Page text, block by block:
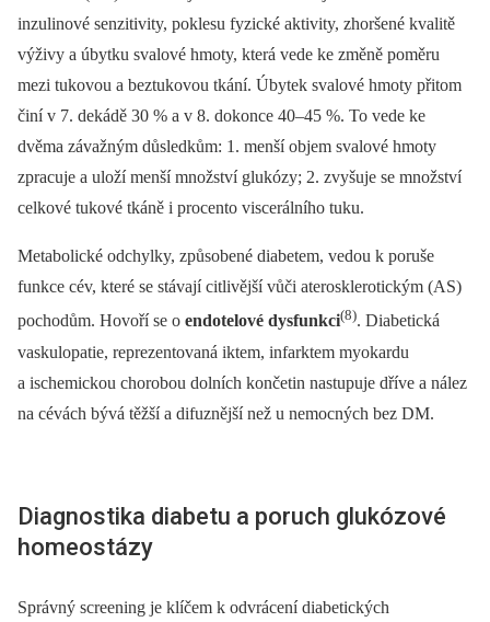
inzulinové senzitivity, poklesu fyzické aktivity, zhoršené kvalitě
výživy a úbytku svalové hmoty, která vede ke změně poměru
mezi tukovou a beztukovou tkání. Úbytek svalové hmoty přitom
činí v 7. dekádě 30 % a v 8. dokonce 40–45 %. To vede ke
dvěma závažným důsledkům: 1. menší objem svalové hmoty
zpracuje a uloží menší množství glukózy; 2. zvyšuje se množství
celkové tukové tkáně i procento viscerálního tuku.
Metabolické odchylky, způsobené diabetem, vedou k poruše
funkce cév, které se stávají citlivější vůči aterosklerotickým (AS)
pochodům. Hovoří se o endotelové dysfunkci(8). Diabetická
vaskulopatie, reprezentovaná iktem, infarktem myokardu
a ischemickou chorobou dolních končetin nastupuje dříve a nález
na cévách bývá těžší a difuznější než u nemocných bez DM.
Diagnostika diabetu a poruch glukózové
homeostázy
Správný screening je klíčem k odvrácení diabetických